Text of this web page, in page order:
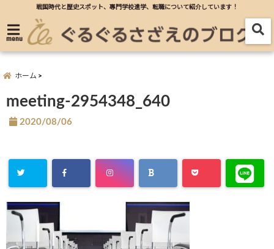
戦国時代と歴史スポット、專門学校進学、転職について紹介しています！
menu
ホーム
meeting-2954348_640
2020/08/06